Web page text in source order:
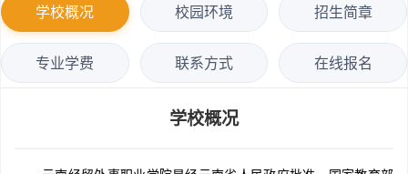
学校概况 校园环境 招生简章
专业学费 联系方式 在线报名
学校概况